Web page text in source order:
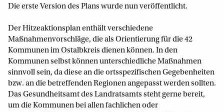
Die erste Version des Plans wurde nun veröffentlicht.
Der Hitzeaktionsplan enthält verschiedene
Maßnahmenvorschläge, die als Orientierung für die 42
Kommunen im Ostalbkreis dienen können. In den
Kommunen selbst können unterschiedliche Maßnahmen
sinnvoll sein, da diese an die ortsspezifischen Gegebenheiten
bzw. an die betreffenden Regionen angepasst werden sollten.
Das Gesundheitsamt des Landratsamts steht gerne bereit,
um die Kommunen bei allen fachlichen oder